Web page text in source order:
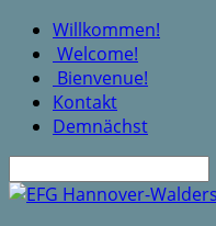
Willkommen!
Welcome!
Bienvenue!
Kontakt
Demnächst